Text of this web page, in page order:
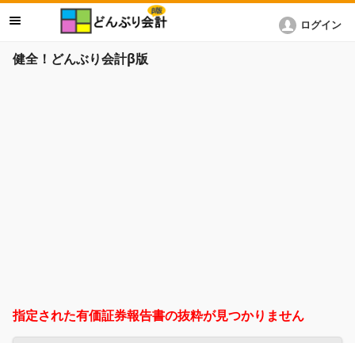
健全！どんぶり会計β版
ログイン
指定された有価証券報告書の抜粋が見つかりません